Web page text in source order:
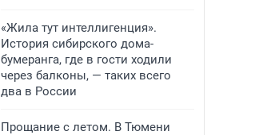
«Жила тут интеллигенция».
История сибирского дома-
бумеранга, где в гости ходили
через балконы, — таких всего
два в России
Прощание с летом. В Тюмени